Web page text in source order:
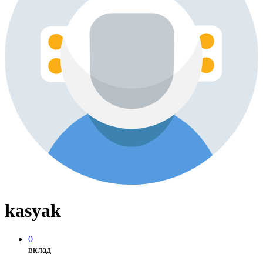
kasyak
0
вклад